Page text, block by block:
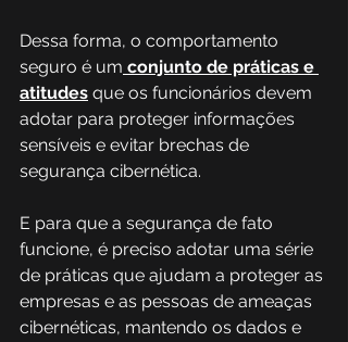
Dessa forma, o comportamento
seguro é um conjunto de práticas e
atitudes que os funcionários devem
adotar para proteger informações
sensíveis e evitar brechas de
segurança cibernética.
E para que a segurança de fato
funcione, é preciso adotar uma série
de práticas que ajudam a proteger as
empresas e as pessoas de ameaças
cibernéticas, mantendo os dados e